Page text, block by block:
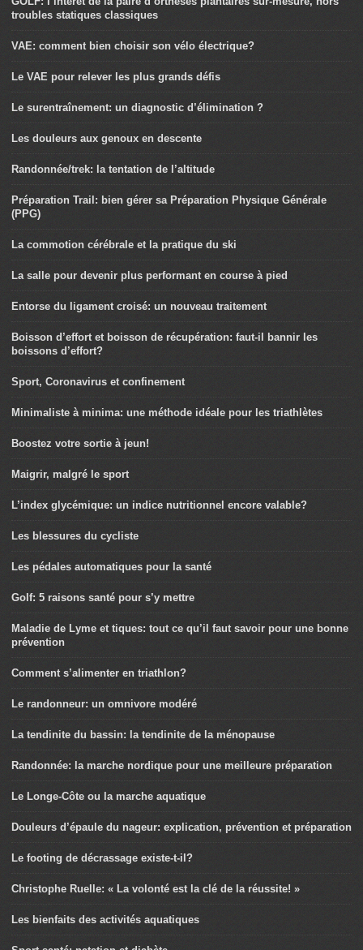
troubles statiques classiques
VAE: comment bien choisir son vélo électrique?
Le VAE pour relever les plus grands défis
Le surentraînement: un diagnostic d’élimination ?
Les douleurs aux genoux en descente
Randonnée/trek: la tentation de l’altitude
Préparation Trail: bien gérer sa Préparation Physique Générale
(PPG)
La commotion cérébrale et la pratique du ski
La salle pour devenir plus performant en course à pied
Entorse du ligament croisé: un nouveau traitement
Boisson d’effort et boisson de récupération: faut-il bannir les
boissons d’effort?
Sport, Coronavirus et confinement
Minimaliste à minima: une méthode idéale pour les triathlètes
Boostez votre sortie à jeun!
Maigrir, malgré le sport
L’index glycémique: un indice nutritionnel encore valable?
Les blessures du cycliste
Les pédales automatiques pour la santé
Golf: 5 raisons santé pour s’y mettre
Maladie de Lyme et tiques: tout ce qu’il faut savoir pour une bonne
prévention
Comment s’alimenter en triathlon?
Le randonneur: un omnivore modéré
La tendinite du bassin: la tendinite de la ménopause
Randonnée: la marche nordique pour une meilleure préparation
Le Longe-Côte ou la marche aquatique
Douleurs d’épaule du nageur: explication, prévention et préparation
Le footing de décrassage existe-t-il?
Christophe Ruelle: « La volonté est la clé de la réussite! »
Les bienfaits des activités aquatiques